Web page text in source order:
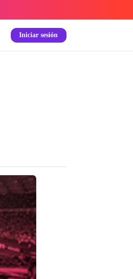
Iniciar sesión